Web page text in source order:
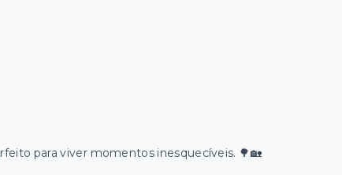
para viver momentos inesquecíveis. 🌳🏡